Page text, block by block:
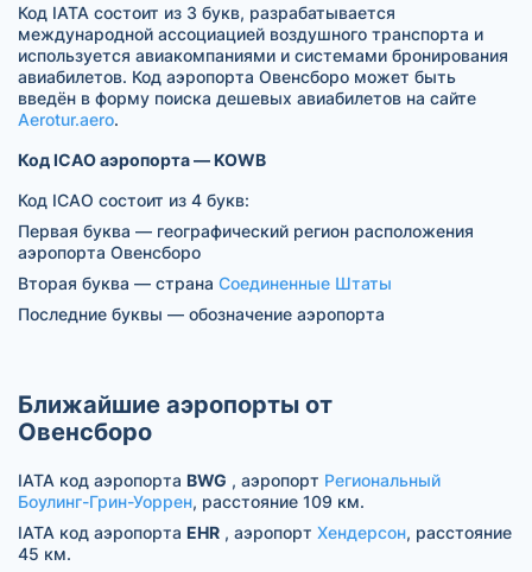
Код IATA состоит из 3 букв, разрабатывается
международной ассоциацией воздушного транспорта и
используется авиакомпаниями и системами бронирования
авиабилетов. Код аэропорта Овенсборо может быть
введён в форму поиска дешевых авиабилетов на сайте
Aerotur.aero.
Код ICAO аэропорта — KOWB
Код ICAO состоит из 4 букв:
Первая буква — географический регион расположения
аэропорта Овенсборо
Вторая буква — страна Соединенные Штаты
Последние буквы — обозначение аэропорта
Ближайшие аэропорты от
Овенсборо
IATA код аэропорта BWG , аэропорт Региональный
Боулинг-Грин-Уоррен, расстояние 109 км.
IATA код аэропорта EHR , аэропорт Хендерсон, расстояние
45 км.